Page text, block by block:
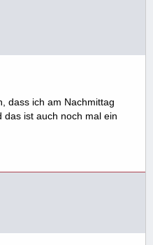
dass ich am Nachmittag
das ist auch noch mal ein